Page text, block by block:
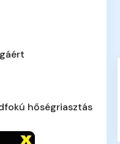
hőségriasztás